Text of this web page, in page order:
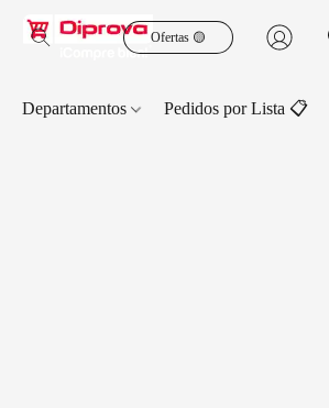
Ofertas 🟡
Departamentos Pedidos por Lista 📋